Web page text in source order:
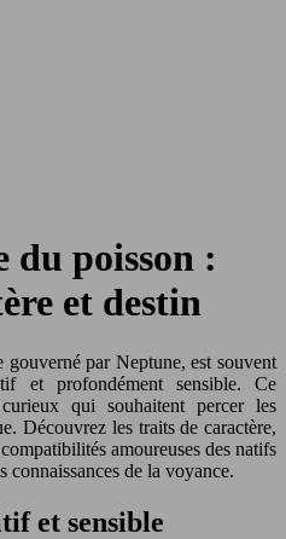
du poisson :
et destin
gouverné par Neptune, est souvent
et profondément sensible. Ce
qui souhaitent percer les
Découvrez les traits de caractère,
amoureuses des natifs
connaissances de la voyance.
et sensible